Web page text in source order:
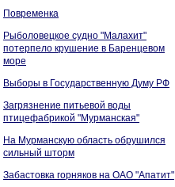
Повременка
Рыболовецкое судно "Малахит"
потерпело крушение в Баренцевом
море
Выборы в Государственную Думу РФ
Загрязнение питьевой воды
птицефабрикой "Мурманская"
На Мурманскую область обрушился
сильный шторм
Забастовка горняков на ОАО "Апатит"